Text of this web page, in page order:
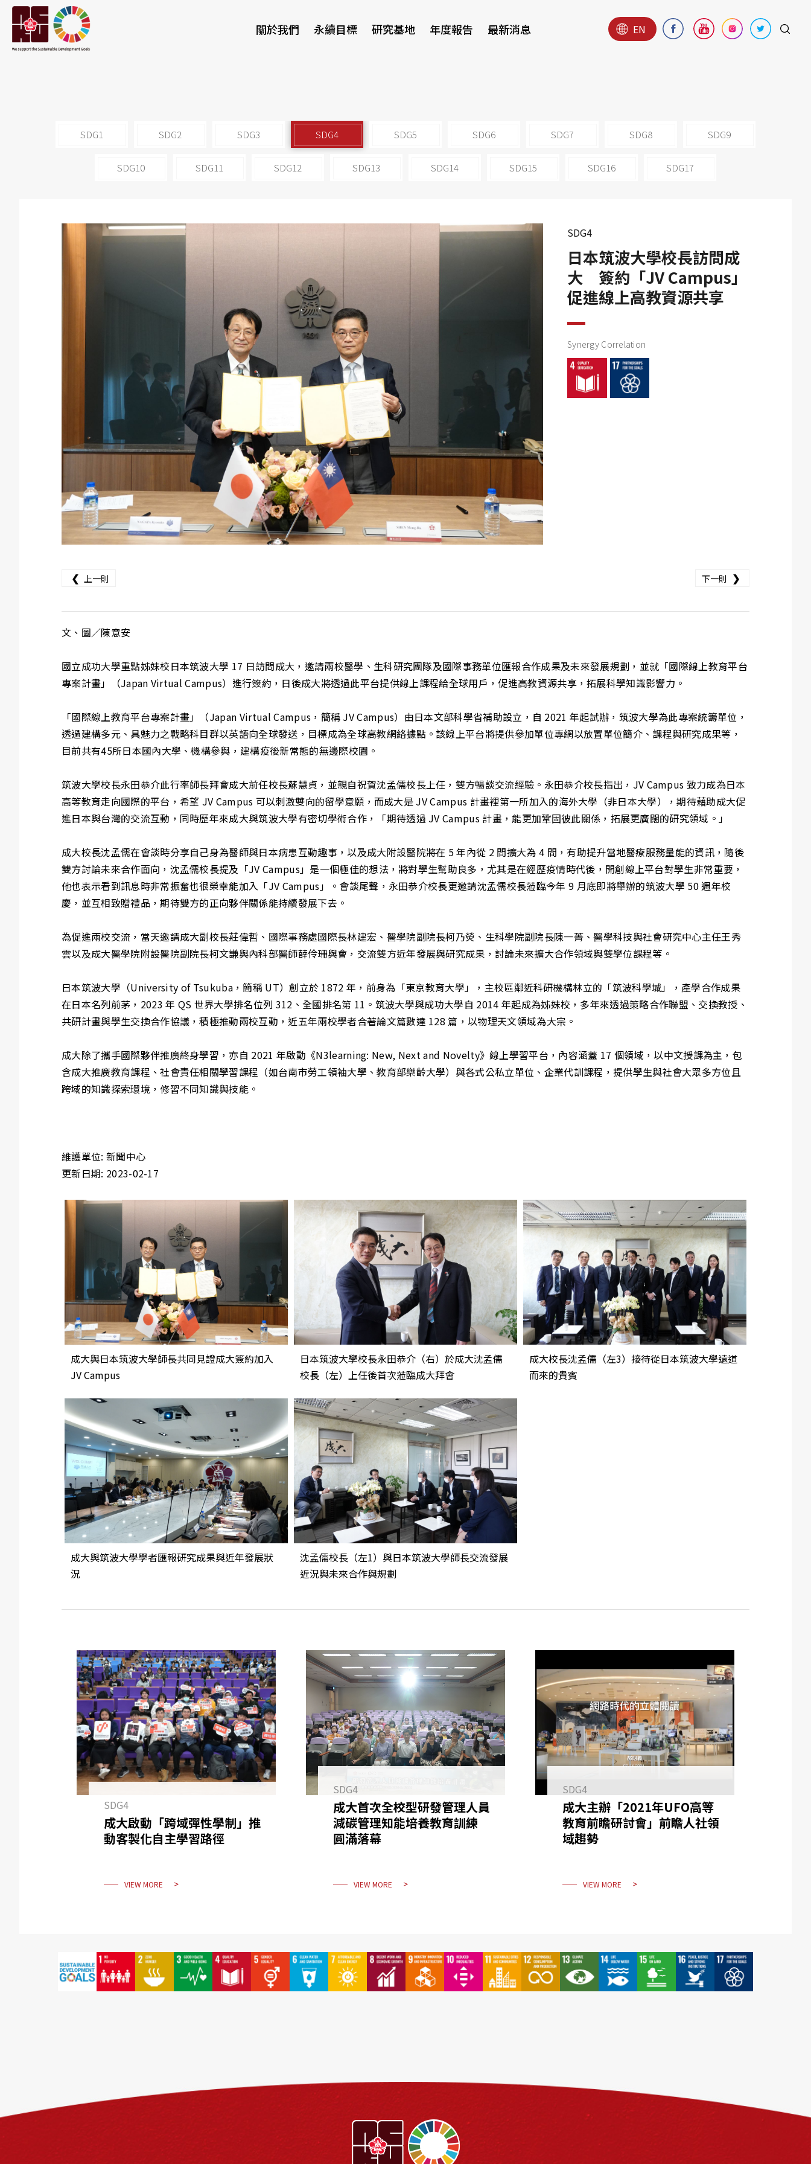
關於我們 永續目標 研究基地 年度報告 最新消息 EN
SDG1 SDG2 SDG3 SDG4 SDG5 SDG6 SDG7 SDG8 SDG9
SDG10 SDG11 SDG12 SDG13 SDG14 SDG15 SDG16 SDG17
SDG4
日本筑波大學校長訪問成
大 簽約「JV Campus」
促進線上高教資源共享
Synergy Correlation
❮ 上一則 下一則 ❯
文、圖／陳意安
國立成功大學重點姊妹校日本筑波大學 17 日訪問成大，邀請兩校醫學、生科研究團隊及國際事務單位匯報合作成果及未來發展規劃，並就「國際線上教育平台
專案計畫」（Japan Virtual Campus）進行簽約，日後成大將透過此平台提供線上課程給全球用戶，促進高教資源共享，拓展科學知識影響力。
「國際線上教育平台專案計畫」（Japan Virtual Campus，簡稱 JV Campus）由日本文部科學省補助設立，自 2021 年起試辦，筑波大學為此專案統籌單位，
透過建構多元、具魅力之戰略科目群以英語向全球發送，目標成為全球高教網絡據點。該線上平台將提供參加單位專網以放置單位簡介、課程與研究成果等，
目前共有45所日本國內大學、機構參與，建構疫後新常態的無邊際校園。
筑波大學校長永田恭介此行率師長拜會成大前任校長蘇慧貞，並親自祝賀沈孟儒校長上任，雙方暢談交流經驗。永田恭介校長指出，JV Campus 致力成為日本
高等教育走向國際的平台，希望 JV Campus 可以刺激雙向的留學意願，而成大是 JV Campus 計畫裡第一所加入的海外大學（非日本大學），期待藉助成大促
進日本與台灣的交流互動，同時歷年來成大與筑波大學有密切學術合作，「期待透過 JV Campus 計畫，能更加鞏固彼此關係，拓展更廣闊的研究領域。」
成大校長沈孟儒在會談時分享自己身為醫師與日本病患互動趣事，以及成大附設醫院將在 5 年內從 2 間擴大為 4 間，有助提升當地醫療服務量能的資訊，隨後
雙方討論未來合作面向，沈孟儒校長提及「JV Campus」是一個極佳的想法，將對學生幫助良多，尤其是在經歷疫情時代後，開創線上平台對學生非常重要，
他也表示看到訊息時非常振奮也很榮幸能加入「JV Campus」。會談尾聲，永田恭介校長更邀請沈孟儒校長蒞臨今年 9 月底即將舉辦的筑波大學 50 週年校
慶，並互相致贈禮品，期待雙方的正向夥伴關係能持續發展下去。
為促進兩校交流，當天邀請成大副校長莊偉哲、國際事務處國際長林建宏、醫學院副院長柯乃熒、生科學院副院長陳一菁、醫學科技與社會研究中心主任王秀
雲以及成大醫學院附設醫院副院長柯文謙與內科部醫師薛伶珊與會，交流雙方近年發展與研究成果，討論未來擴大合作領域與雙學位課程等。
日本筑波大學（University of Tsukuba，簡稱 UT）創立於 1872 年，前身為「東京教育大學」，主校區鄰近科研機構林立的「筑波科學城」，產學合作成果
在日本名列前茅，2023 年 QS 世界大學排名位列 312、全國排名第 11。筑波大學與成功大學自 2014 年起成為姊妹校，多年來透過策略合作聯盟、交換教授、
共研計畫與學生交換合作協議，積極推動兩校互動，近五年兩校學者合著論文篇數達 128 篇，以物理天文領域為大宗。
成大除了攜手國際夥伴推廣終身學習，亦自 2021 年啟動《N3learning: New, Next and Novelty》線上學習平台，內容涵蓋 17 個領域，以中文授課為主，包
含成大推廣教育課程、社會責任相關學習課程（如台南市勞工領袖大學、教育部樂齡大學）與各式公私立單位、企業代訓課程，提供學生與社會大眾多方位且
跨域的知識探索環境，修習不同知識與技能。
維護單位: 新聞中心
更新日期: 2023-02-17
成大與日本筑波大學師長共同見證成大簽約加入
JV Campus
日本筑波大學校長永田恭介（右）於成大沈孟儒
校長（左）上任後首次蒞臨成大拜會
成大校長沈孟儒（左3）接待從日本筑波大學遠道
而來的貴賓
成大與筑波大學學者匯報研究成果與近年發展狀
況
沈孟儒校長（左1）與日本筑波大學師長交流發展
近況與未來合作與規劃
SDG4
成大啟動「跨域彈性學制」推
動客製化自主學習路徑
VIEW MORE
SDG4
成大首次全校型研發管理人員
減碳管理知能培養教育訓練
圓滿落幕
VIEW MORE
SDG4
成大主辦「2021年UFO高等
教育前瞻研討會」前瞻人社領
域趨勢
VIEW MORE